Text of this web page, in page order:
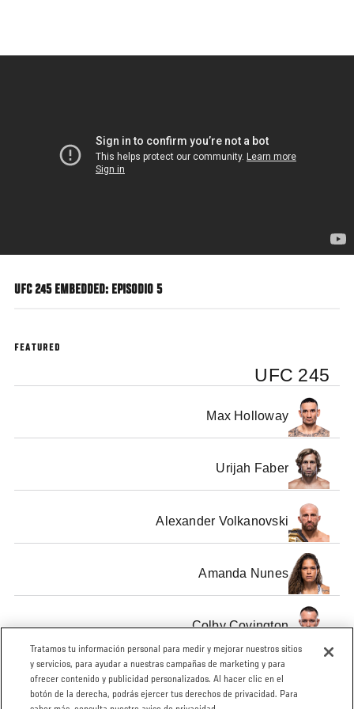
contenido
UFC 245 EMBEDDED: EPISODIO 5
FEATURED
UFC 245
Max Holloway
Urijah Faber
Alexander Volkanovski
Amanda Nunes
Colby Covington
SHOW ALL
Tratamos tu información personal para medir y mejorar nuestros sitios
y servicios, para ayudar a nuestras campañas de marketing y para
ofrecer contenido y publicidad personalizados. Al hacer clic en el
botón de la derecha, podrás ejercer tus derechos de privacidad. Para